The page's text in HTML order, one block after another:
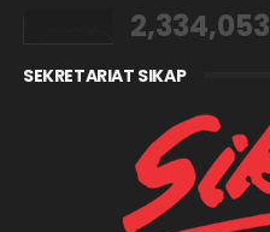
2,334,053
SEKRETARIAT SIKAP